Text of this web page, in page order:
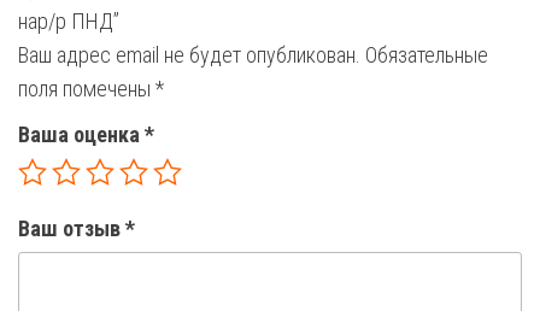
нар/р ПНД”
Ваш адрес email не будет опубликован. Обязательные
поля помечены *
Ваша оценка *
Ваш отзыв*